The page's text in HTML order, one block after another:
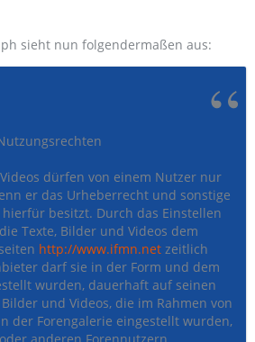
sieht nun folgendermaßen aus:
dürfen von einem Nutzer nur
er das Urheberrecht und sonstige
besitzt. Durch das Einstellen
Texte, Bilder und Videos dem
http://www.ifmn.net zeitlich
darf sie in der Form und dem
wurden, dauerhaft auf seinen
und Videos, die im Rahmen von
der Forengalerie eingestellt wurden,